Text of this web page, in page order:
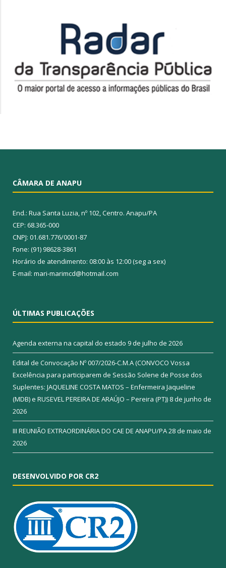
CÂMARA DE ANAPU
End.: Rua Santa Luzia, nº 102, Centro. Anapu/PA
CEP: 68.365-000
CNPJ: 01.681.776/0001-87
Fone: (91) 98628-3861
Horário de atendimento: 08:00 às 12:00 (seg a sex)
E-mail: mari-marimcd@hotmail.com
ÚLTIMAS PUBLICAÇÕES
Agenda externa na capital do estado 9 de julho de 2026
Edital de Convocação Nº 007/2026-C.M.A (CONVOCO Vossa
Excelência para participarem de Sessão Solene de Posse dos
Suplentes: JAQUELINE COSTA MATOS – Enfermeira Jaqueline
(MDB) e RUSEVEL PEREIRA DE ARAÚJO – Pereira (PT)) 8 de junho de
2026
III REUNIÃO EXTRAORDINÁRIA DO CAE DE ANAPU/PA28 de maio de
2026
DESENVOLVIDO POR CR2